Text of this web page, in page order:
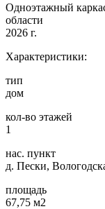
Одноэтажный
области
2026 г.
Характеристики:
тип
дом
кол-во этажей
1
нас. пункт
д. Пески,
площадь
67,75 м2